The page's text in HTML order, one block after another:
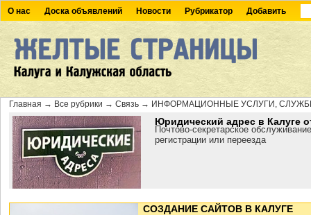
О нас Доска объявлений Новости Рубрикатор Добавить
Главная → Все рубрики → Связь → ИНФОРМАЦИОННЫЕ УСЛУГИ,
Юридический адрес в Калуге
Почтово-секретарское
регистрации или переезда
СОЗДАНИЕ САЙТОВ В КАЛУГЕ